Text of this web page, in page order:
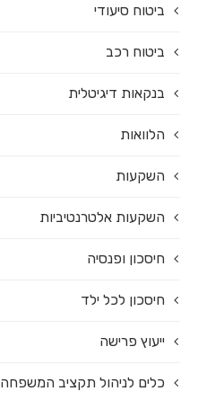
ביטוח סיעודי
ביטוח רכב
בנקאות דיגיטלית
הלוואות
השקעות
השקעות אלטרנטיביות
חיסכון ופנסיה
חיסכון לכל ילד
ייעוץ פרישה
כלים לניהול תקציב המשפחה